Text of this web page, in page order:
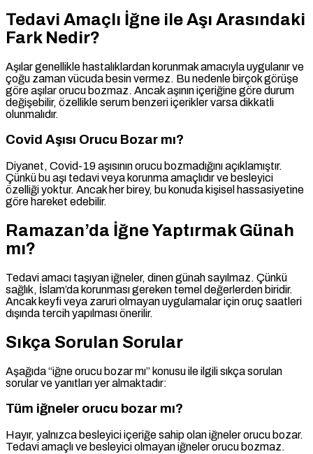
Tedavi Amaçlı İğne ile Aşı Arasındaki
Fark Nedir?
Aşılar genellikle hastalıklardan korunmak amacıyla uygulanır ve
çoğu zaman vücuda besin vermez. Bu nedenle birçok görüşe
göre aşılar orucu bozmaz. Ancak aşının içeriğine göre durum
değişebilir, özellikle serum benzeri içerikler varsa dikkatli
olunmalıdır.
Covid Aşısı Orucu Bozar mı?
Diyanet, Covid-19 aşısının orucu bozmadığını açıklamıştır.
Çünkü bu aşı tedavi veya korunma amaçlıdır ve besleyici
özelliği yoktur. Ancak her birey, bu konuda kişisel hassasiyetine
göre hareket edebilir.
Ramazan’da İğne Yaptırmak Günah
mı?
Tedavi amacı taşıyan iğneler, dinen günah sayılmaz. Çünkü
sağlık, İslam’da korunması gereken temel değerlerden biridir.
Ancak keyfi veya zaruri olmayan uygulamalar için oruç saatleri
dışında tercih yapılması önerilir.
Sıkça Sorulan Sorular
Aşağıda “iğne orucu bozar mı” konusu ile ilgili sıkça sorulan
sorular ve yanıtları yer almaktadır:
Tüm iğneler orucu bozar mı?
Hayır, yalnızca besleyici içeriğe sahip olan iğneler orucu bozar.
Tedavi amaçlı ve besleyici olmayan iğneler orucu bozmaz.